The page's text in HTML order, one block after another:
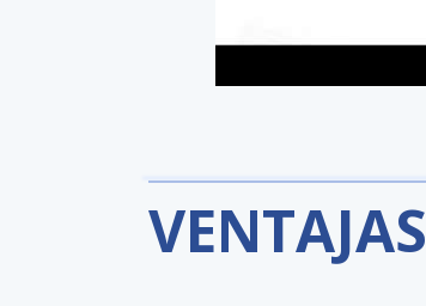
VENTAJAS